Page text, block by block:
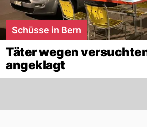
Schüsse in Bern
Täter wegen
angeklagt